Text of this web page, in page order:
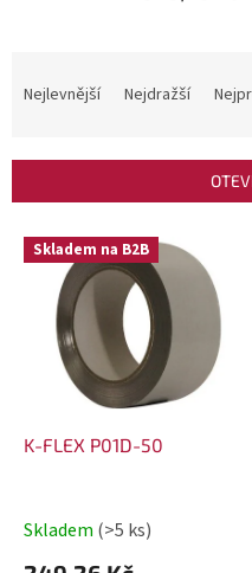
a
e
n
p
k
Nejlevnější Nejdražší
V
ý
u
Skladem na B2B
K-FLEX P01D-50
Skladem (>5 ks)